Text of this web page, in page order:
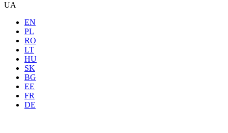
UA
EN
PL
RO
LT
HU
SK
BG
EE
FR
DE